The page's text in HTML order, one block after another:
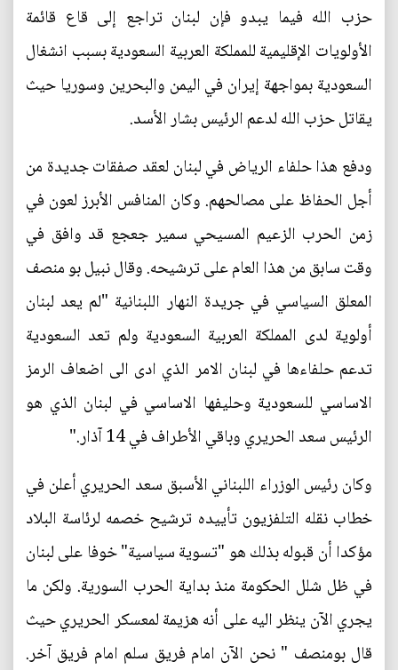
حزب الله فيما يبدو فإن لبنان تراجع إلى قاع قائمة
الأولويات الإقليمية للمملكة العربية السعودية بسبب انشغال
السعودية بمواجهة إيران في اليمن والبحرين وسوريا حيث
يقاتل حزب الله لدعم الرئيس بشار الأسد.
ودفع هذا حلفاء الرياض في لبنان لعقد صفقات جديدة من
أجل الحفاظ على مصالحهم. وكان المنافس الأبرز لعون في
زمن الحرب الزعيم المسيحي سمير جعجع قد وافق في
وقت سابق من هذا العام على ترشيحه. وقال نبيل بو منصف
المعلق السياسي في جريدة النهار اللبنانية "لم يعد لبنان
أولوية لدى المملكة العربية السعودية ولم تعد السعودية
تدعم حلفاءها في لبنان الامر الذي ادى الى اضعاف الرمز
الاساسي للسعودية وحليفها الاساسي في لبنان الذي هو
الرئيس سعد الحريري وباقي الأطراف في 14 آذار."
وكان رئيس الوزراء اللبناني الأسبق سعد الحريري أعلن في
خطاب نقله التلفزيون تأييده ترشيح خصمه لرئاسة البلاد
مؤكدا أن قبوله بذلك هو "تسوية سياسية" خوفا على لبنان
في ظل شلل الحكومة منذ بداية الحرب السورية. ولكن ما
يجري الآن ينظر اليه على أنه هزيمة لمعسكر الحريري حيث
قال بومنصف " نحن الآن امام فريق سلم امام فريق آخر.